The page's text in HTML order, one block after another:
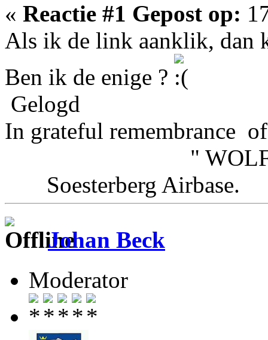
« Reactie #1 Gepost op:
Als ik de link aanklik, dan
Ben ik de enige ?
Gelogd
In grateful remembrance
"
Soesterberg
Johan Beck
Moderator